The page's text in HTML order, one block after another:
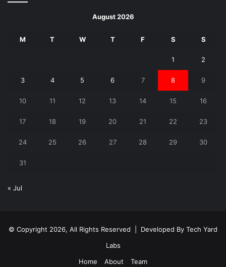
August 2026
M T W T F S S
1 2
3 4 5 6 7 8 9
10 11 12 13 14 15 16
17 18 19 20 21 22 23
24 25 26 27 28 29 30
31
« Jul
© Copyright 2026, All Rights Reserved | Developed By Tech Yard
Labs
Home
About Team